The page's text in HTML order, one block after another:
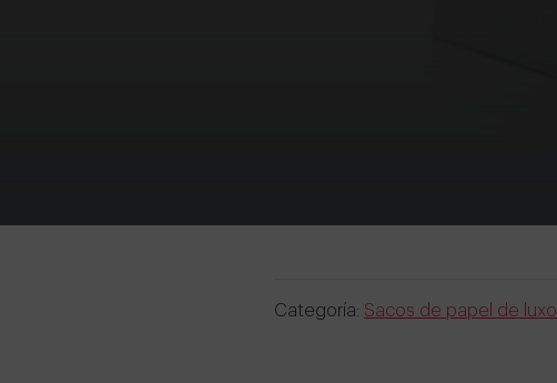
Categoría: Sacos de papel de luxo